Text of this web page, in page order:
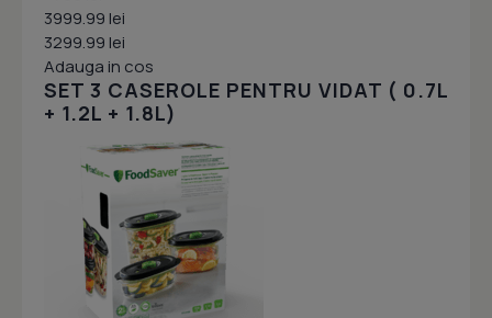
3999.99 lei
3299.99 lei
Adauga in cos
SET 3 CASEROLE PENTRU VIDAT ( 0.7L
+ 1.2L + 1.8L)